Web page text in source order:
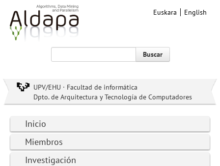
Euskara English
Buscar
UPV/EHU · Facultad de informática
Dpto. de Arquitectura y Tecnología de Computadores
Inicio
Miembros
Investigación